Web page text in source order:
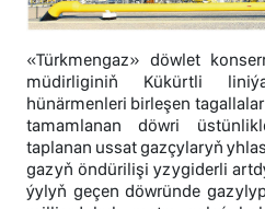
«Türkmengaz» döwlet
müdirliginiň Kükürtli
hünärmenleri birleşen
tamamlanan döwri
taplanan ussat gazçylaryň
gazyň öndürilişi yzygiderli
ýylyň geçen döwründe